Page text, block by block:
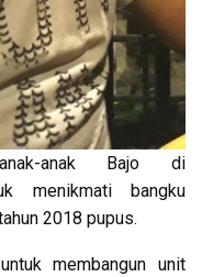
anak-anak Bajo di
menikmati bangku
2018 pupus.
membangun unit